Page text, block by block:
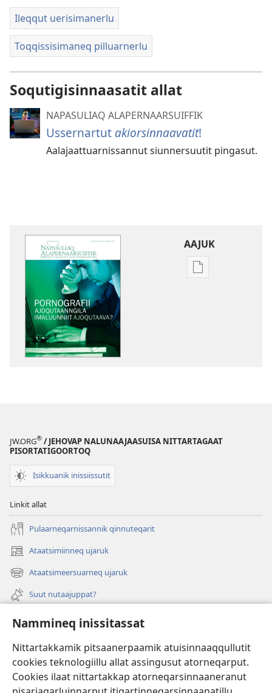
Nammineq inissitassat
Nittartakkamik pitsaanerpaamik atuisinnaaqqullutit
cookies teknologiillu allat assingusut atorneqarput.
Cookies ilaat nittartakkap atorneqarsinnaaneranut
Ileqqut uerisimanerlu
Toqqissisimaneq pilluarnerlu
Soqutigisinnaasatit allat
NAPASULIAQ ALAPERNAARSUIFFIK
Ussernartut akiorsinnaavatit!
Aalajaattuarnissannut siunnersuutit pingasut.
AAJUK
Atuagassanik
JW.ORG® / JEHOVAP NALUNAAJAASUISA NITTARTAGAAT
PISORTATIGOORTOQ
Isikkuanik inissiissutit
Linkit allat
Pulaarneqarnissannik qinnuteqarit
Ataatsimiinneq ujaruk
(opens
new
window)
Ataatsimeersuarneq ujaruk
(opens
new
window)
Suut nutaajuppat?
Isiginnaagassiat
Tunissuteqarneq
(opens
new